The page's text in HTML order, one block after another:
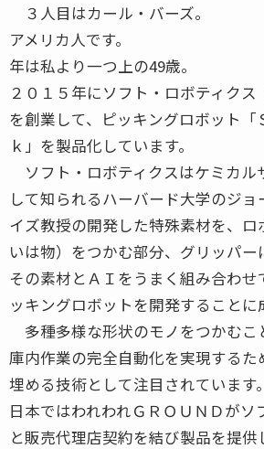
３人目はカール・バーズ。
アメリカ人です。
年は私より一つ上の49歳。
２０１５年にソフト・ロボティクス
を創業して、ピッキングロボット「
ｋ」を製品化しています。
ソフト・ロボティクスはケミカル
して知られるハーバード大学のジ
イズ教授の開発した特殊素材を、ロ
いは物）をつかむ部分、グリッパー
その素材とＡＩをうまく組み合わせ
ッキングロボットを開発することに
多種多様な形状のモノをつかむこ
庫内作業の完全自動化を実現するた
埋める技術として注目されています。
日本ではわれわれＧＲＯＵＮＤがソ
と販売代理店契約を結び製品を提供